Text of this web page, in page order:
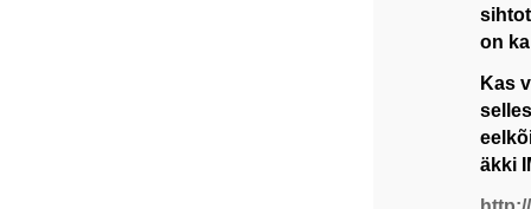
on
Kas
äkki